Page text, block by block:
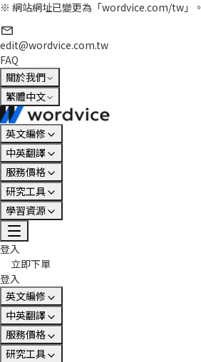
※ 網站網址已變更為「wordvice.com/tw」。
edit@wordvice.com.tw
FAQ
關於我們
繁體中文
英文編修
中英翻譯
服務價格
研究工具
學習資源
登入
立即下單
登入
英文編修
中英翻譯
服務價格
研究工具